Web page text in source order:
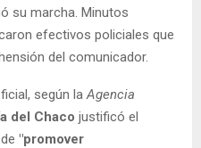
su marcha. Minutos
efectivos policiales que
del comunicador.
según laAgencia
del Chaco justificó el
"promover